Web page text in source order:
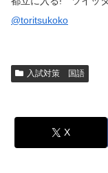
@toritsukoko
入試対策 国語
X